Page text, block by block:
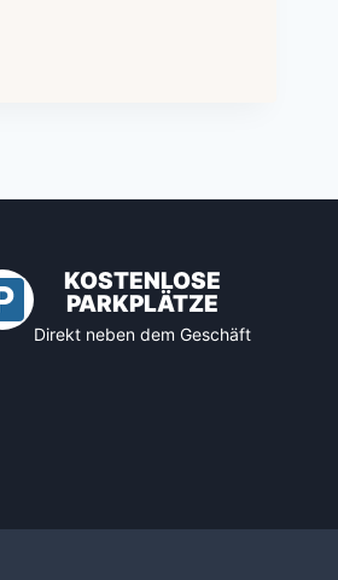
KOSTENLOSE
PARKPLÄTZE
Direkt neben dem Geschäft